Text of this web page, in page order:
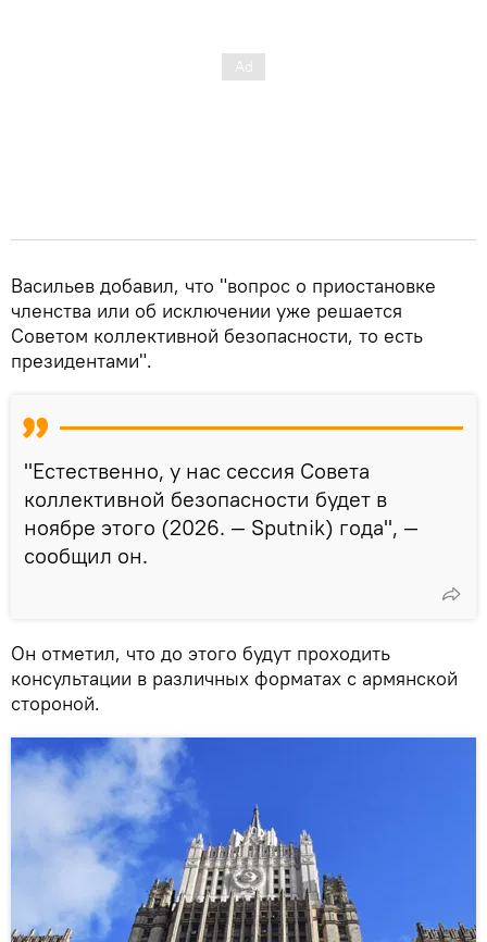
Васильев добавил, что "вопрос о приостановке
членства или об исключении уже решается
Советом коллективной безопасности, то есть
президентами".
"Естественно, у нас сессия Совета
коллективной безопасности будет в
ноябре этого (2026. — Sputnik) года", —
сообщил он.
Он отметил, что до этого будут проходить
консультации в различных форматах с армянской
стороной.